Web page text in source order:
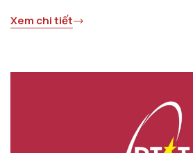
ngắn hạn (Short Course)
Xem chi tiết